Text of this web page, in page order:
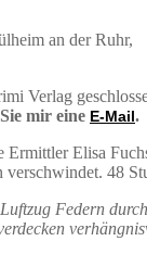
an der Ruhr,
Verlag
mir eine E-Mail.
Elisa
48
Federn